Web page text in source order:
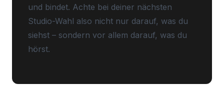
und bindet. Achte bei deiner nächsten
Studio-Wahl also nicht nur darauf, was du
siehst – sondern vor allem darauf, was du
hörst.